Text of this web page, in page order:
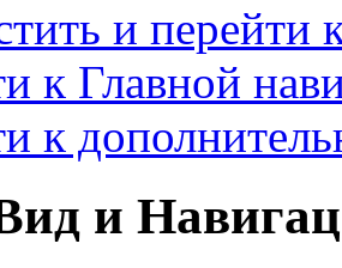
и перейти
к Главной
к
и